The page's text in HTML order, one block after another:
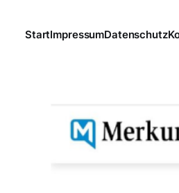
StartImpressumDatenschutz